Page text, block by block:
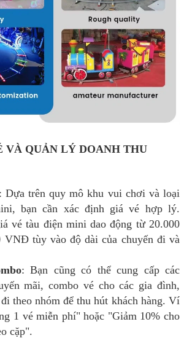
VÀ QUẢN LÝ DOANH THU
Dựa trên quy mô khu vui chơi và loại
bạn cần xác định giá vé hợp lý.
vé tàu điện mini dao động từ 20.000
VNĐ tùy vào độ dài của chuyến đi và
: Bạn cũng có thể cung cấp các
mãi, combo vé cho các gia đình,
theo nhóm để thu hút khách hàng. Ví
1 vé miễn phí" hoặc "Giảm 10% cho
cặp".